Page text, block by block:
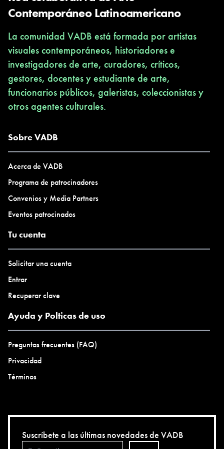
Contemporáneo Latinoamericano
La comunidad VADB está formada por artistas
visuales contemporáneos, historiadores e
investigadores de arte, curadores, críticos,
gestores, docentes y estudiante de arte,
funcionarios públicos, galeristas, coleccionistas y
otros agentes culturales.
Sobre VADB
Acerca de VADB
Programa de patrocinadores
Convenios y Media Partners
Eventos patrocinados
Tu cuenta
Solicitar una cuenta
Entrar
Recuperar clave
Ayuda y Polticas de uso
Preguntas frecuentes (FAQ)
Privacidad
Términos
Suscríbete a las últimas novedades de VADB